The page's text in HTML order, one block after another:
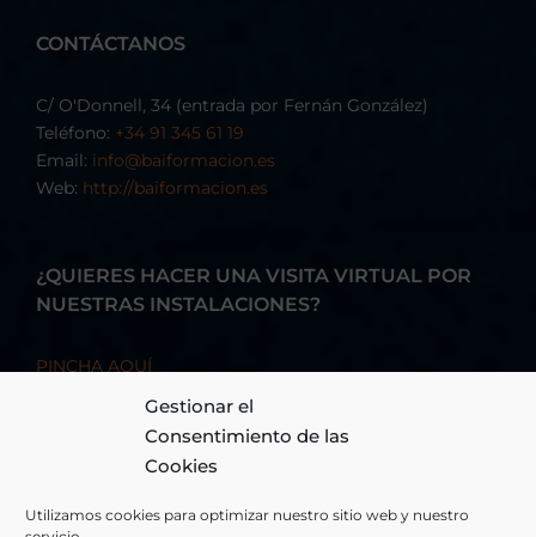
Gestionar el
Consentimiento de las
Cookies
Utilizamos cookies para optimizar nuestro sitio web y nuestro
CONTÁCTANOS
C/ O'Donnell, 34 (entrada por Fernán González)
Teléfono: +34 91 345 61 19
Email: info@baiformacion.es
Web: http://baiformacion.es
¿QUIERES HACER UNA VISITA VIRTUAL POR
NUESTRAS INSTALACIONES?
PINCHA AQUÍ